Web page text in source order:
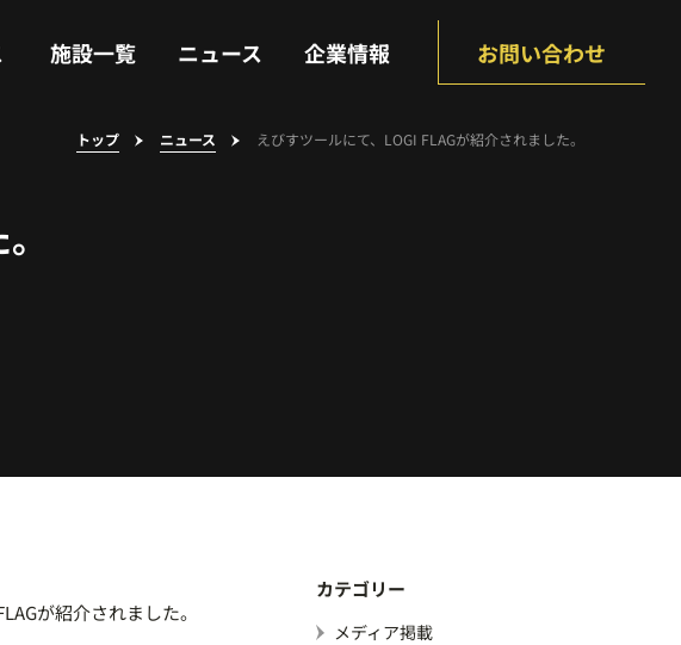
施設一覧 ニュース 企業情報 お問い合わせ
トップ ニュース えびすツールにて、LOGI FLAGが紹介されました。
が紹介されました。
カテゴリー
メディア掲載